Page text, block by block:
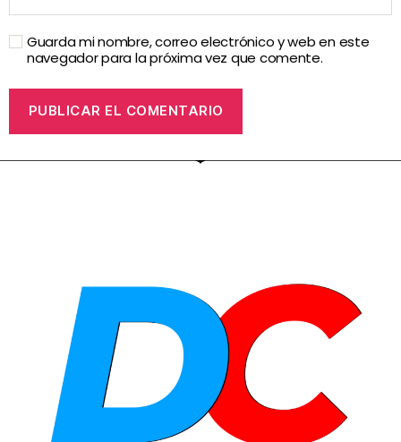
Guarda mi nombre, correo electrónico y web en este
navegador para la próxima vez que comente.